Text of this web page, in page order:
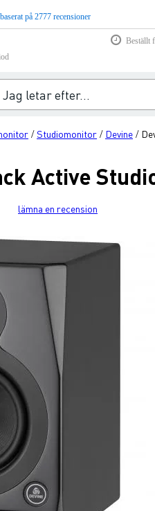
baserat på 2777 recensioner
Beställt
/Studiomonitor / Devine /
Active
lämna en recension